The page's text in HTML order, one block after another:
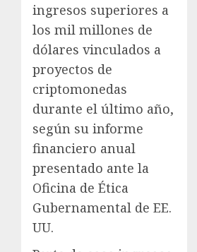
ingresos superiores a
los mil millones de
dólares vinculados a
proyectos de
criptomonedas
durante el último año,
según su informe
financiero anual
presentado ante la
Oficina de Ética
Gubernamental de EE.
UU.